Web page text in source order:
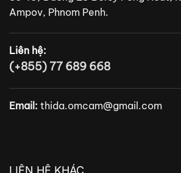
(+855) 77 689 668
Email: thida.omcam@gmail.com
0968 111 339